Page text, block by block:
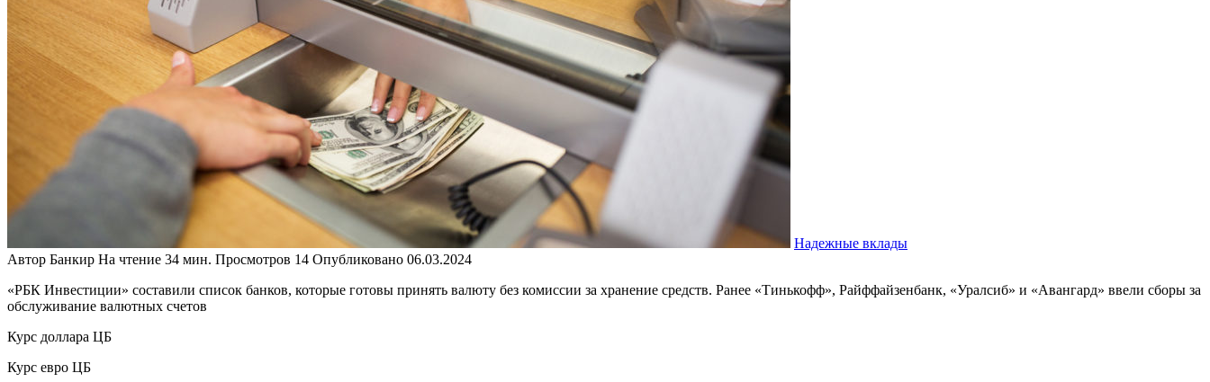
Надежные вклады
Автор Банкир На чтение 34 мин. Просмотров 14 Опубликовано 06.03.2024
«РБК Инвестиции» составили список банков, которые готовы принять валюту без комиссии за хранение средств. Ранее «Тинькофф», Райффайзенбанк, «Уралсиб» и «Авангард» ввели сборы за
обслуживание валютных счетов
Курс доллара ЦБ
Курс евро ЦБ